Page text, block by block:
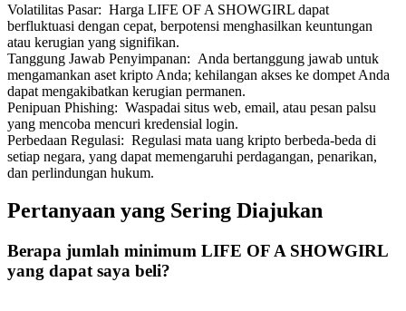
Volatilitas Pasar: Harga LIFE OF A SHOWGIRL dapat
berfluktuasi dengan cepat, berpotensi menghasilkan keuntungan
atau kerugian yang signifikan.
Tanggung Jawab Penyimpanan: Anda bertanggung jawab untuk
mengamankan aset kripto Anda; kehilangan akses ke dompet Anda
dapat mengakibatkan kerugian permanen.
Penipuan Phishing: Waspadai situs web, email, atau pesan palsu
yang mencoba mencuri kredensial login.
Perbedaan Regulasi: Regulasi mata uang kripto berbeda-beda di
setiap negara, yang dapat memengaruhi perdagangan, penarikan,
dan perlindungan hukum.
Pertanyaan yang Sering Diajukan
Berapa jumlah minimum LIFE OF A SHOWGIRL
yang dapat saya beli?